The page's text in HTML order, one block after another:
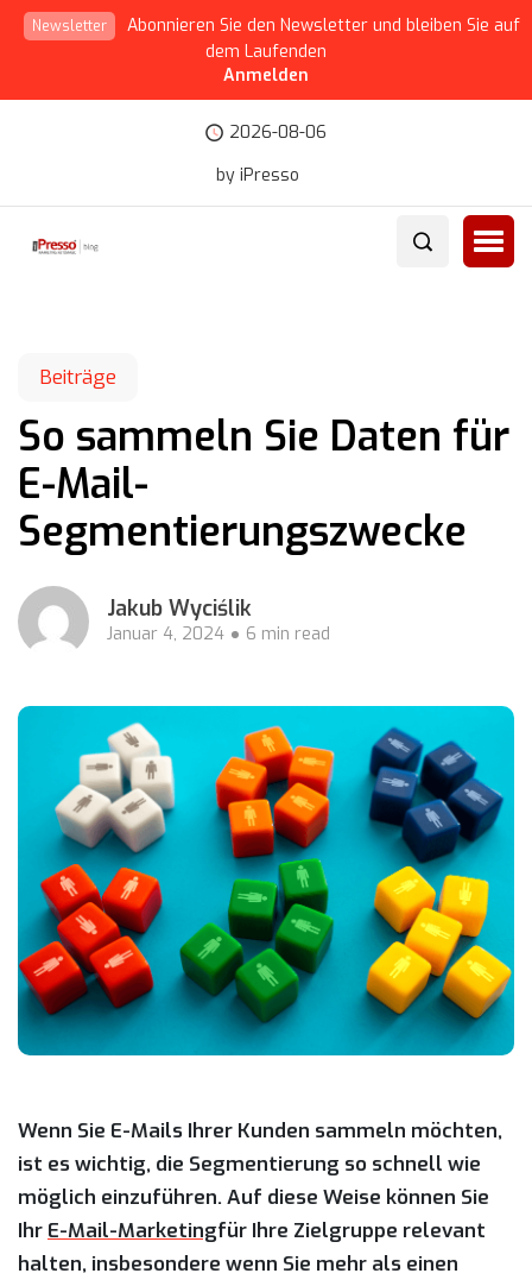
Newsletter
Abonnieren Sie den Newsletter und bleiben Sie auf
dem Laufenden
Anmelden
2026-08-06
by iPresso
Beiträge
So sammeln Sie Daten für
E-Mail-
Segmentierungszwecke
Jakub Wyciślik
Januar 4, 2024 6 min read
Wenn Sie E-Mails Ihrer Kunden sammeln möchten,
ist es wichtig, die Segmentierung so schnell wie
möglich einzuführen. Auf diese Weise können Sie
Ihr E-Mail-Marketingfür Ihre Zielgruppe relevant
halten, insbesondere wenn Sie mehr als einen